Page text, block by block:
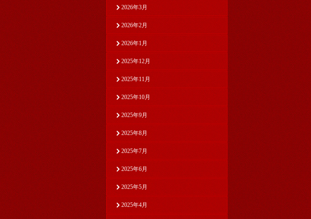
2026年3月
2026年2月
2026年1月
2025年12月
2025年11月
2025年10月
2025年9月
2025年8月
2025年7月
2025年6月
2025年5月
2025年4月